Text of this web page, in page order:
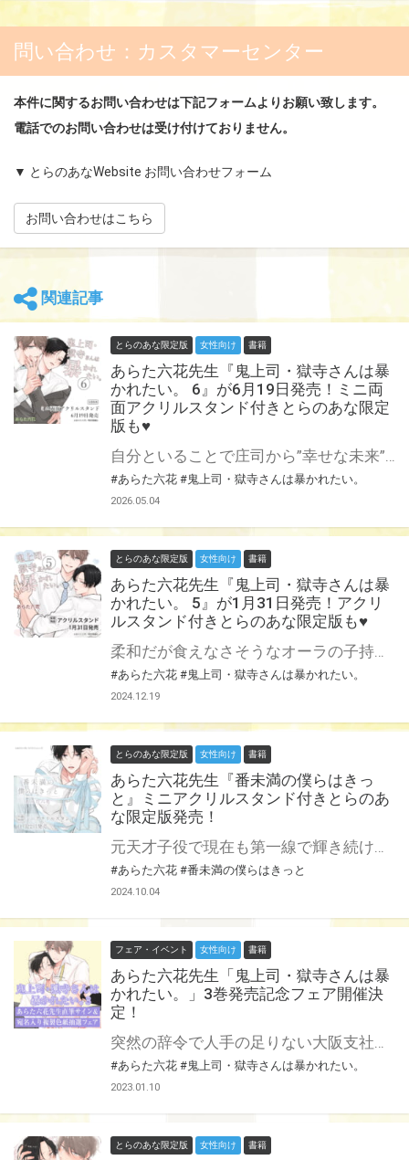
問い合わせ：カスタマーセンター
本件に関するお問い合わせは下記フォームよりお願い致します。
電話でのお問い合わせは受け付けておりません。
▼ とらのあなWebsite お問い合わせフォーム
お問い合わせはこちら
関連記事
とらのあな限定版 女性向け 書籍
あらた六花先生『鬼上司・獄寺さんは暴
かれたい。 6』が6月19日発売！ミニ両
面アクリルスタンド付きとらのあな限定
版も♥
#あらた六花 #鬼上司・獄寺さんは暴かれたい。
2026.05.04
とらのあな限定版 女性向け 書籍
あらた六花先生『鬼上司・獄寺さんは暴
かれたい。 5』が1月31日発売！アクリ
ルスタンド付きとらのあな限定版も♥
#あらた六花 #鬼上司・獄寺さんは暴かれたい。
2024.12.19
とらのあな限定版 女性向け 書籍
あらた六花先生『番未満の僕らはきっ
と』ミニアクリルスタンド付きとらのあ
な限定版発売！
#あらた六花 #番未満の僕らはきっと
2024.10.04
フェア・イベント 女性向け 書籍
あらた六花先生「鬼上司・獄寺さんは暴
かれたい。」3巻発売記念フェア開催決
定！
#あらた六花 #鬼上司・獄寺さんは暴かれたい。
2023.01.10
とらのあな限定版 女性向け 書籍